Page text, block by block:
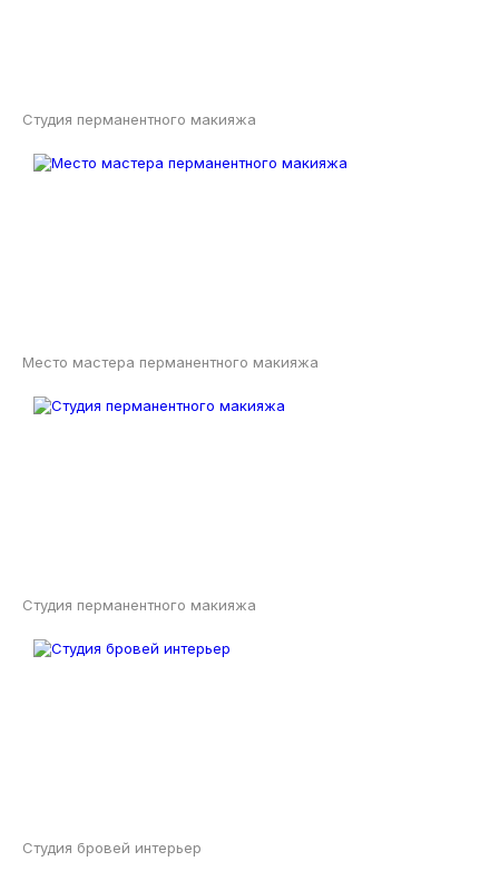
Студия перманентного макияжа
Место мастера перманентного макияжа
Студия перманентного макияжа
Студия бровей интерьер